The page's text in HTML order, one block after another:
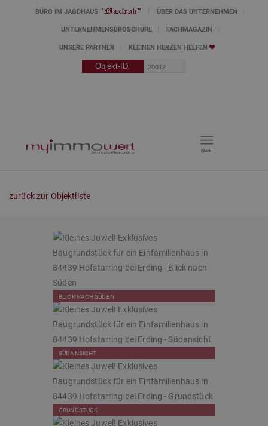
BÜRO IM JAGDHAUS ÜBER DAS UNTERNEHMEN
UNTERNEHMENSBROSCHÜRE FACHMAGAZIN
UNSERE PARTNER KLEINEN HERZEN HELFEN
Menü
zurück zur Objektliste
BLICK NACH SÜDEN
SÜDANSICHT
GRUNDSTÜCK